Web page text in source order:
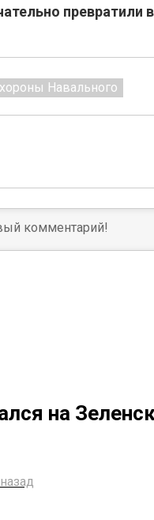
превратили
Навального
на